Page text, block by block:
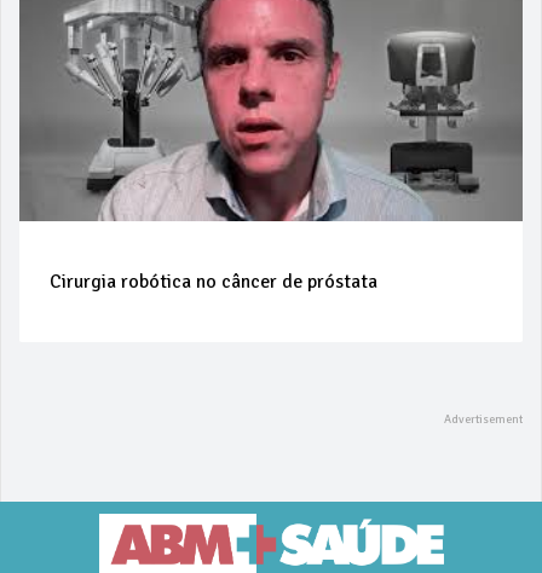
Cirurgia robótica no câncer de próstata